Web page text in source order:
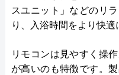
スユニット」などのリ
り、入浴時間をより快適
リモコンは見やすく操
が高いのも特徴です。